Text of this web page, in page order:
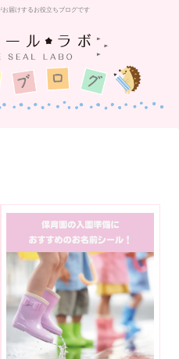
届けするお役立ちブログです